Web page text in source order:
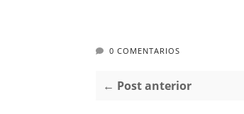
0 COMENTARIOS
← Post anterior